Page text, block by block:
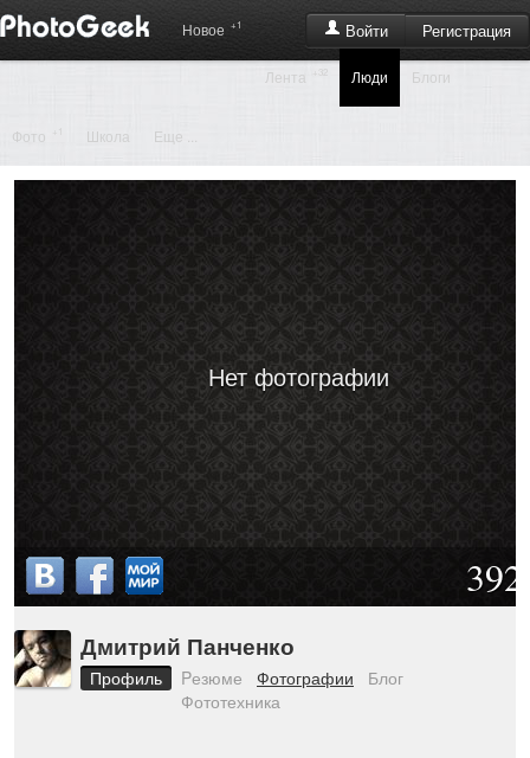
Войти Регистрация
Новое +1
Лента Люди Блоги
Фото Школа Еще ...
Нет фотографии
Дмитрий Панченко
Профиль Pезюме Фотографии
Блог
Фототехника